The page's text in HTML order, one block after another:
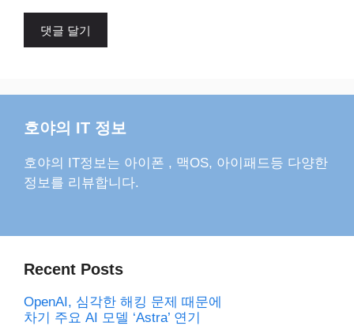
호야의 IT 정보
호야의 IT정보는 아이폰 , 맥OS, 아이패드등 다양한
정보를 리뷰합니다.
Recent Posts
OpenAI, 심각한 해킹 문제 때문에
차기 주요 AI 모델 ‘Astra’ 연기